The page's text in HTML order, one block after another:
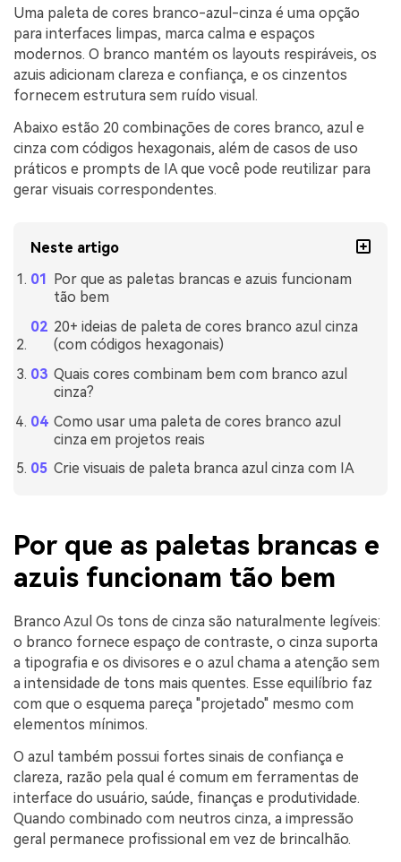
Uma paleta de cores branco-azul-cinza é uma opção
para interfaces limpas, marca calma e espaços
modernos. O branco mantém os layouts respiráveis, os
azuis adicionam clareza e confiança, e os cinzentos
fornecem estrutura sem ruído visual.
Abaixo estão 20 combinações de cores branco, azul e
cinza com códigos hexagonais, além de casos de uso
práticos e prompts de IA que você pode reutilizar para
gerar visuais correspondentes.
Neste artigo
Por que as paletas brancas e azuis funcionam
tão bem
20+ ideias de paleta de cores branco azul cinza
(com códigos hexagonais)
Quais cores combinam bem com branco azul
cinza?
Como usar uma paleta de cores branco azul
cinza em projetos reais
Crie visuais de paleta branca azul cinza com IA
Por que as paletas brancas e
azuis funcionam tão bem
Branco Azul Os tons de cinza são naturalmente legíveis:
o branco fornece espaço de contraste, o cinza suporta
a tipografia e os divisores e o azul chama a atenção sem
a intensidade de tons mais quentes. Esse equilíbrio faz
com que o esquema pareça "projetado" mesmo com
elementos mínimos.
O azul também possui fortes sinais de confiança e
clareza, razão pela qual é comum em ferramentas de
interface do usuário, saúde, finanças e produtividade.
Quando combinado com neutros cinza, a impressão
geral permanece profissional em vez de brincalhão.